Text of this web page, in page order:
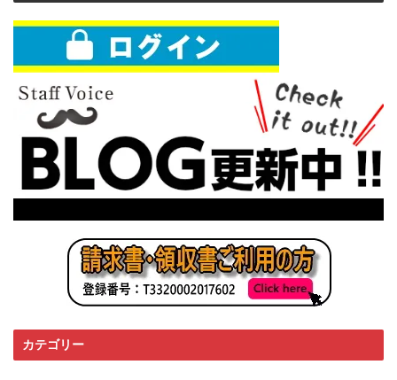
カテゴリー